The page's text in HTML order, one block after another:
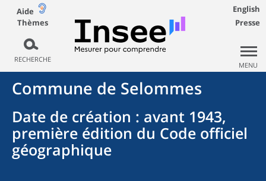
Aide
Thèmes
RECHERCHE
English
Presse
MENU
Commune de Selommes
Date de création : avant 1943,
première édition du Code officiel
géographique